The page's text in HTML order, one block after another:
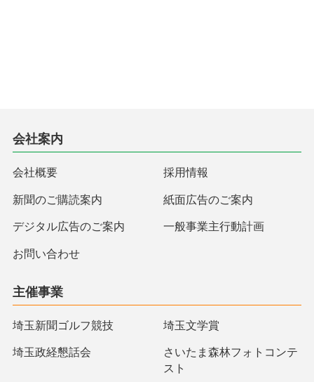
会社案内
会社概要 採用情報
新聞のご購読案内 紙面広告のご案内
デジタル広告のご案内 一般事業主行動計画
お問い合わせ
主催事業
埼玉新聞ゴルフ競技 埼玉文学賞
埼玉政経懇話会
さいたま森林フォトコンテ
スト